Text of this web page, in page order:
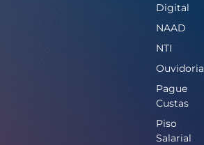
Digital
NAAD
NTI
Ouvidoria
Pague
Custas
Piso
Salarial